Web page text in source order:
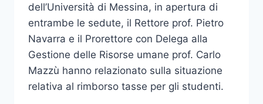
dell’Università di Messina, in apertura di
entrambe le sedute, il Rettore prof. Pietro
Navarra e il Prorettore con Delega alla
Gestione delle Risorse umane prof. Carlo
Mazzù hanno relazionato sulla situazione
relativa al rimborso tasse per gli studenti.